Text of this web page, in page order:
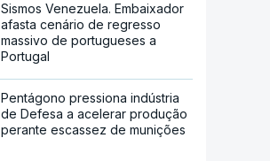
Sismos Venezuela. Embaixador
afasta cenário de regresso
massivo de portugueses a
Portugal
Pentágono pressiona indústria
de Defesa a acelerar produção
perante escassez de munições